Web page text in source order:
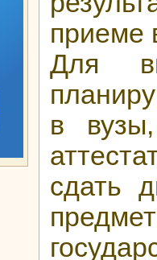
приеме
Для
в
сдать